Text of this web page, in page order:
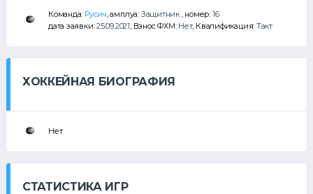
Команда: Русич, амплуа: Защитник , номер: 16
дата заявки:25.09.2021, Взнос ФХМ: Нет, Квалификация: Такт
ХОККЕЙНАЯ БИОГРАФИЯ
Нет
СТАТИСТИКА ИГР